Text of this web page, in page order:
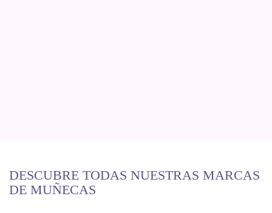
DESCUBRE TODAS NUESTRAS MARCAS
DE MUÑECAS